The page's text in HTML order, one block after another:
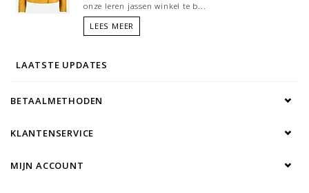
onze leren jassen winkel te b...
LEES MEER
LAATSTE UPDATES
BETAALMETHODEN
KLANTENSERVICE
MIJN ACCOUNT